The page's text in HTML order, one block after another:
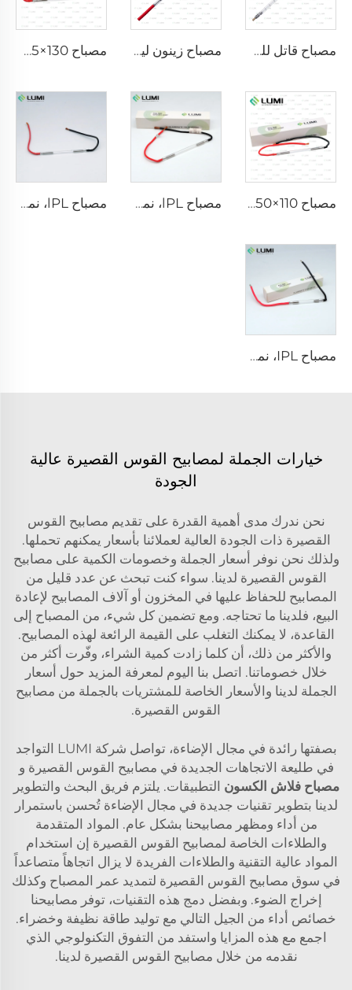
مصباح قاتل للجراثيم نبضي قوي L5590 – 9×250×300 مم مصباح زينون ليزري L2021-7×65×130 مم مصباح IPL P2021-7×65×130 مم
مصباح IPL P1671 - 7×50×110 مم مصباح lPL، نموذج 7-60-125 سلك مصباح lPL، نموذج 7-50-115 سلك
مصباح IPL، نموذج 9-45-100 سلك
خيارات الجملة لمصابيح القوس القصيرة عالية
الجودة
نحن ندرك مدى أهمية القدرة على تقديم مصابيح القوس
القصيرة ذات الجودة العالية لعملائنا بأسعار يمكنهم تحملها.
ولذلك نحن نوفر أسعار الجملة وخصومات الكمية على مصابيح
القوس القصيرة لدينا. سواء كنت تبحث عن عدد قليل من
المصابيح للحفاظ عليها في المخزون أو آلاف المصابيح لإعادة
البيع، فلدينا ما تحتاجه. ومع تضمين كل شيء، من المصباح إلى
القاعدة، لا يمكنك التغلب على القيمة الرائعة لهذه المصابيح.
والأكثر من ذلك، أن كلما زادت كمية الشراء، وفّرت أكثر من
خلال خصوماتنا. اتصل بنا اليوم لمعرفة المزيد حول أسعار
الجملة لدينا والأسعار الخاصة للمشتريات بالجملة من مصابيح
القوس القصيرة.
بصفتها رائدة في مجال الإضاءة، تواصل شركة LUMI التواجد
في طليعة الاتجاهات الجديدة في مصابيح القوس القصيرة و
مصباح فلاش الكسون التطبيقات. يلتزم فريق البحث والتطوير
لدينا بتطوير تقنيات جديدة في مجال الإضاءة تُحسن باستمرار
من أداء ومظهر مصابيحنا بشكل عام. المواد المتقدمة
والطلاءات الخاصة لمصابيح القوس القصيرة إن استخدام
المواد عالية التقنية والطلاءات الفريدة لا يزال اتجاهاً متصاعداً
في سوق مصابيح القوس القصيرة لتمديد عمر المصباح وكذلك
إخراج الضوء. وبفضل دمج هذه التقنيات، توفر مصابيحنا
خصائص أداء من الجيل التالي مع توليد طاقة نظيفة وخضراء.
اجمع مع هذه المزايا واستفد من التفوق التكنولوجي الذي
نقدمه من خلال مصابيح القوس القصيرة لدينا.